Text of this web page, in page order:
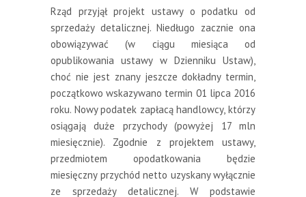
Rząd przyjął projekt ustawy o podatku od
sprzedaży detalicznej. Niedługo zacznie ona
obowiązywać (w ciągu miesiąca od
opublikowania ustawy w Dzienniku Ustaw),
choć nie jest znany jeszcze dokładny termin,
początkowo wskazywano termin 01 lipca 2016
roku. Nowy podatek zapłacą handlowcy, którzy
osiągają duże przychody (powyżej 17 mln
miesięcznie). Zgodnie z projektem ustawy,
przedmiotem opodatkowania będzie
miesięczny przychód netto uzyskany wyłącznie
ze sprzedaży detalicznej. W podstawie